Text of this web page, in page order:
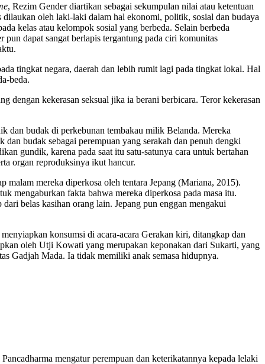
, Rezim Gender diartikan sebagai sekumpulan nilai atau ketentuan
dilaukan oleh laki-laki dalam hal ekonomi, politik, sosial dan budaya
kelas atau kelompok sosial yang berbeda. Selain berbeda
dapat sangat berlapis tergantung pada ciri komunitas
tingkat negara, daerah dan lebih rumit lagi pada tingkat lokal. Hal
beda.
dengan kekerasan seksual jika ia berani berbicara. Teror kekerasan
dan budak di perkebunan tembakau milik Belanda. Mereka
budak sebagai perempuan yang serakah dan penuh dengki
gundik, karena pada saat itu satu-satunya cara untuk bertahan
organ reproduksinya ikut hancur.
malam mereka diperkosa oleh tentara Jepang (Mariana, 2015).
mengaburkan fakta bahwa mereka diperkosa pada masa itu.
belas kasihan orang lain. Jepang pun enggan mengakui
konsumsi di acara-acara Gerakan kiri, ditangkap dan
oleh Utji Kowati yang merupakan keponakan dari Sukarti, yang
Gadjah Mada. Ia tidak memiliki anak semasa hidupnya.
mengatur perempuan dan keterikatannya kepada lelaki